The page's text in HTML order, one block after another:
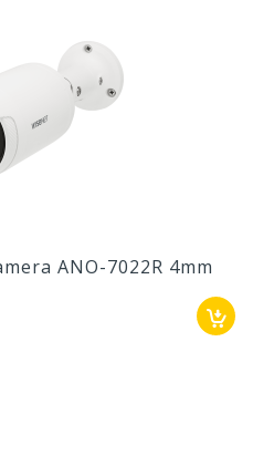
ANO-7022R 4mm